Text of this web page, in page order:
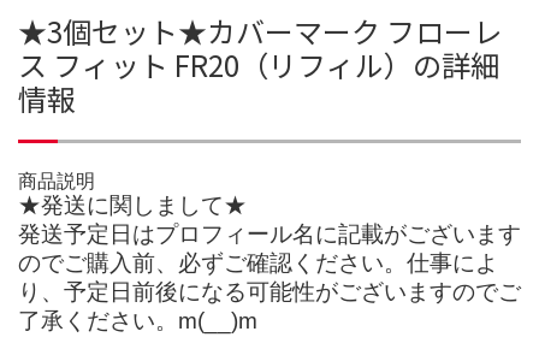
★3個セット★カバーマーク フローレ
ス フィット FR20（リフィル）の詳細
情報
商品説明
★発送に関しまして★
発送予定日はプロフィール名に記載がございます
のでご購入前、必ずご確認ください。仕事によ
り、予定日前後になる可能性がございますのでご
了承ください。m(__)m